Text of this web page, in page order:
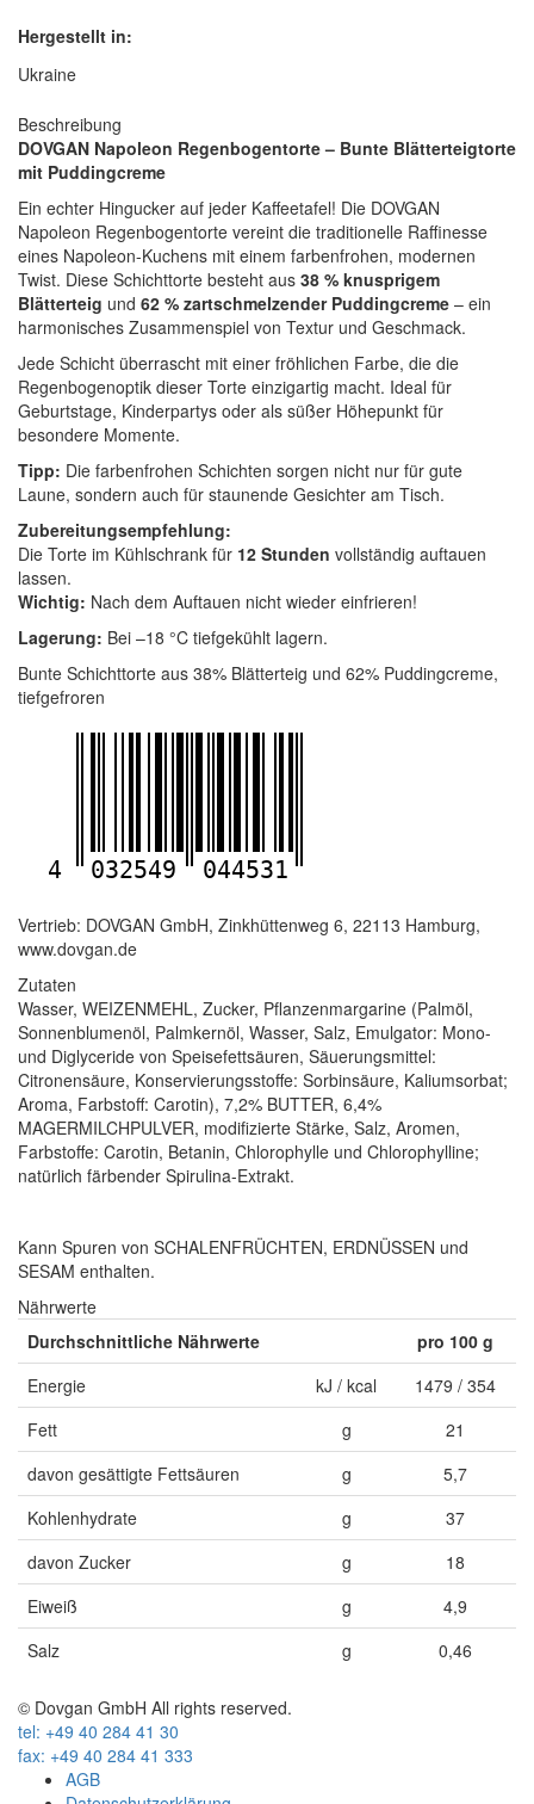
Hergestellt in:
Ukraine
Beschreibung
DOVGAN Napoleon Regenbogentorte – Bunte Blätterteigtorte
mit Puddingcreme
Ein echter Hingucker auf jeder Kaffeetafel! Die DOVGAN
Napoleon Regenbogentorte vereint die traditionelle Raffinesse
eines Napoleon-Kuchens mit einem farbenfrohen, modernen
Twist. Diese Schichttorte besteht aus 38 % knusprigem
Blätterteig und 62 % zartschmelzender Puddingcreme – ein
harmonisches Zusammenspiel von Textur und Geschmack.
Jede Schicht überrascht mit einer fröhlichen Farbe, die die
Regenbogenoptik dieser Torte einzigartig macht. Ideal für
Geburtstage, Kinderpartys oder als süßer Höhepunkt für
besondere Momente.
Tipp: Die farbenfrohen Schichten sorgen nicht nur für gute
Laune, sondern auch für staunende Gesichter am Tisch.
Zubereitungsempfehlung:
Die Torte im Kühlschrank für 12 Stunden vollständig auftauen
lassen.
Wichtig: Nach dem Auftauen nicht wieder einfrieren!
Lagerung: Bei –18 °C tiefgekühlt lagern.
Bunte Schichttorte aus 38% Blätterteig und 62% Puddingcreme,
tiefgefroren
4 032549 044531
Vertrieb: DOVGAN GmbH, Zinkhüttenweg 6, 22113 Hamburg,
www.dovgan.de
Zutaten
Wasser, WEIZENMEHL, Zucker, Pflanzenmargarine (Palmöl,
Sonnenblumenöl, Palmkernöl, Wasser, Salz, Emulgator: Mono-
und Diglyceride von Speisefettsäuren, Säuerungsmittel:
Citronensäure, Konservierungsstoffe: Sorbinsäure, Kaliumsorbat;
Aroma, Farbstoff: Carotin), 7,2% BUTTER, 6,4%
MAGERMILCHPULVER, modifizierte Stärke, Salz, Aromen,
Farbstoffe: Carotin, Betanin, Chlorophylle und Chlorophylline;
natürlich färbender Spirulina-Extrakt.
Kann Spuren von SCHALENFRÜCHTEN, ERDNÜSSEN und
SESAM enthalten.
Nährwerte
Durchschnittliche Nährwerte
pro 100 g
Energie
kJ / kcal
1479 / 354
Fett
g
21
davon gesättigte Fettsäuren
g
5,7
Kohlenhydrate
g
37
davon Zucker
g
18
Eiweiß
g
4,9
Salz
g 0,46
© Dovgan GmbH All rights reserved.
tel: +49 40 284 41 30
fax: +49 40 284 41 333
AGB